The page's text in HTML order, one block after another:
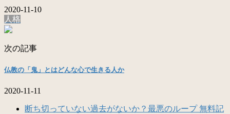
2020-11-10
人格
次の記事
仏教の「鬼」とはどんな心で生きる人か
2020-11-11
断ち切っていない過去がないか？最悪のループ 無料記